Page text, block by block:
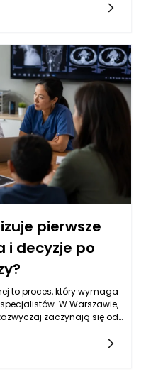
diagnostyki
aby dokładnie ocenić,
odbudowy. Dzięki
jak zdjęcia rentgenowskie
mieć pewność, że
na rzetelnych
pierwsze
i decyzje po
to proces, który wymaga
W Warszawie,
zaczynają się od
często zgłaszają